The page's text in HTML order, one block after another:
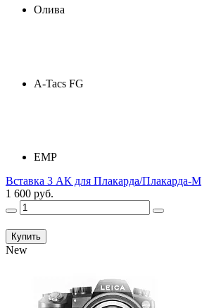
Олива
A-Tacs FG
ЕМР
Вставка 3 АК для Плакарда/Плакарда-М
1 600 руб.
Купить
New